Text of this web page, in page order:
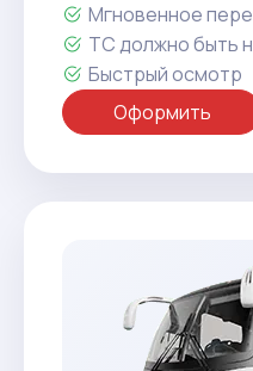
Мгновенное
ТС должно быть
Быстрый осмотр
Оформить